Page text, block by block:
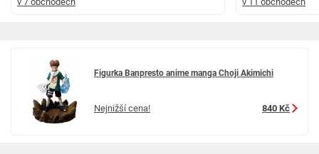
Figurka Banpresto anime manga Choji Akimichi
Nejnižší cena! 840 Kč